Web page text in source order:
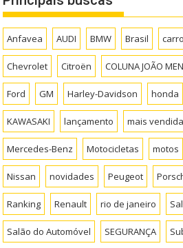
Anfavea AUDI BMW Brasil
Chevrolet Citroën COLUNA JOÃO
Ford GM Harley-Davidson honda
KAWASAKI lançamento mais
Mercedes-Benz Motocicletas motos
Nissan novidades Peugeot
Ranking Renault rio de janeiro
Salão do Automóvel SEGURANÇA